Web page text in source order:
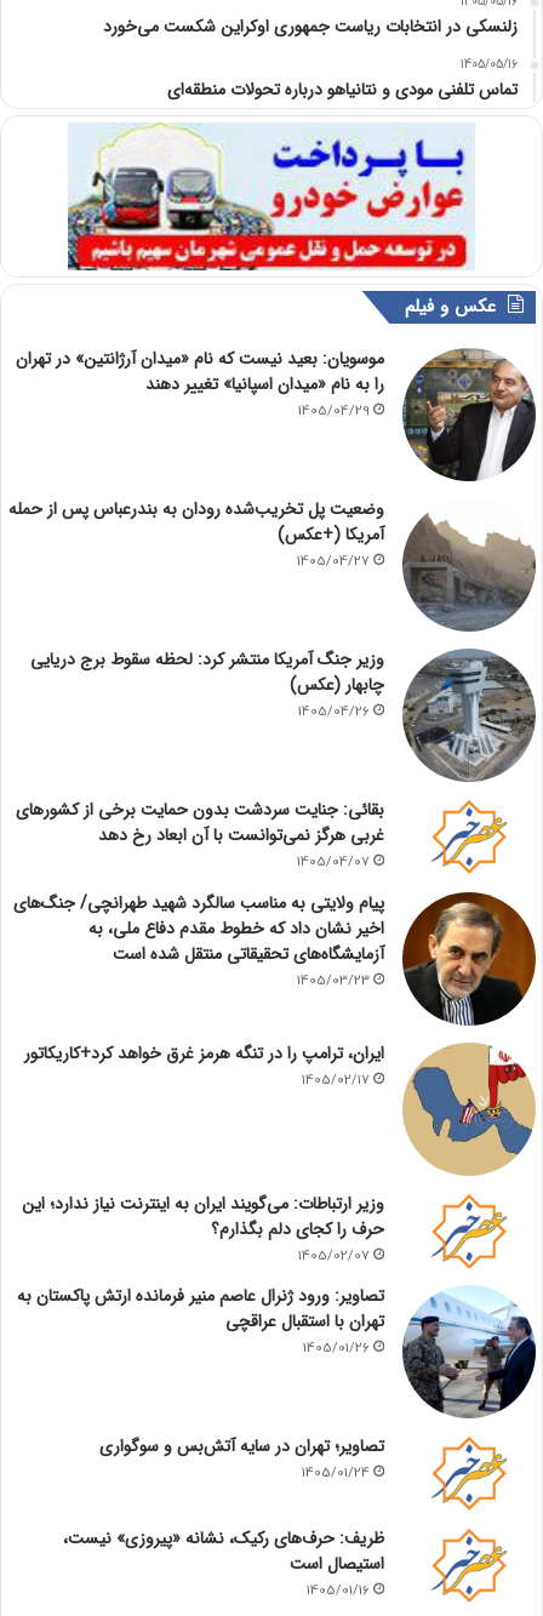
زلنسکی در انتخابات ریاست جمهوری اوکراین شکست می‌خورد
1405/05/16
تماس تلفنی مودی و نتانیاهو درباره تحولات منطقه‌ای
عکس و فیلم
موسویان: بعید نیست که نام «میدان آرژانتین» در تهران
را به نام «میدان اسپانیا» تغییر دهند
1405/04/29
وضعیت پل تخریب‌شده رودان به بندرعباس پس از حمله
آمریکا (+عکس)
1405/04/27
وزیر جنگ آمریکا منتشر کرد: لحظه سقوط برج دریایی
چابهار (عکس)
1405/04/26
بقائی: جنایت سردشت بدون حمایت برخی از کشورهای
غربی هرگز نمی‌توانست با آن ابعاد رخ دهد
1405/04/07
پیام ولایتی به مناسب سالگرد شهید طهرانچی/ جنگ‌های
اخیر نشان داد که خطوط مقدم دفاع ملی، به
آزمایشگاه‌های تحقیقاتی منتقل شده است
1405/03/23
ایران، ترامپ را در تنگه هرمز غرق خواهد کرد+کاریکاتور
1405/02/17
وزیر ارتباطات: می‌گویند ایران به اینترنت نیاز ندارد؛ این
حرف را کجای دلم بگذارم؟
1405/02/07
تصاویر: ورود ژنرال عاصم منیر فرمانده ارتش پاکستان به
تهران با استقبال عراقچی
1405/01/26
تصاویر؛ تهران در سایه آتش‌بس و سوگواری
1405/01/24
ظریف: حرف‌های رکیک، نشانه «پیروزی» نیست،
استیصال است
1405/01/16